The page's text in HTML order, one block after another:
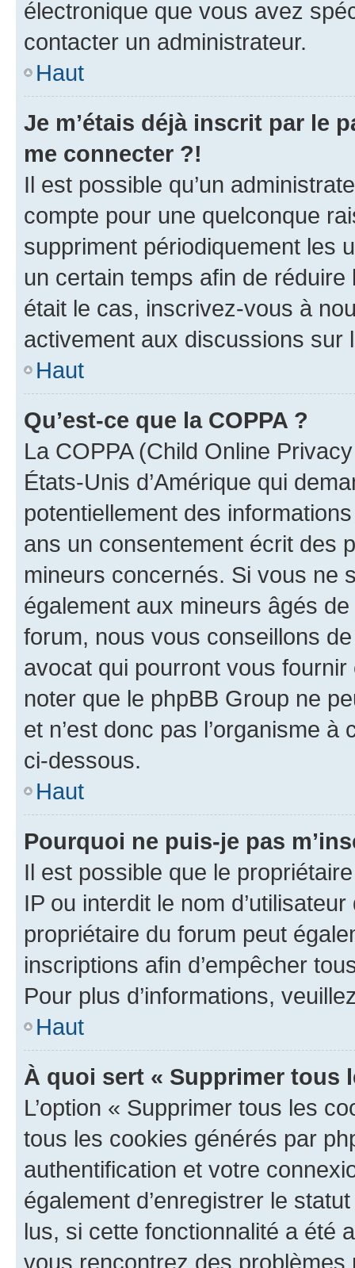
électronique que vous avez
contacter un administrateur.
Haut
Je m’étais déjà inscrit par le
me connecter ?!
Il est possible qu’un
compte pour une quelconque
suppriment périodiquement les
un certain temps afin de
était le cas, inscrivez-vous à
activement aux discussions sur
Haut
Qu’est-ce que la COPPA ?
La COPPA (Child Online
États-Unis d’Amérique qui
potentiellement des
ans un consentement écrit des
mineurs concernés. Si vous ne
également aux mineurs âgés
forum, nous vous conseillons
avocat qui pourront vous
noter que le phpBB Group ne
et n’est donc pas l’organisme
ci-dessous.
Haut
Pourquoi ne puis-je pas
Il est possible que le
IP ou interdit le nom
propriétaire du forum peut
inscriptions afin d’empêcher
Pour plus d’informations,
Haut
À quoi sert « Supprimer tous
L’option « Supprimer tous les
tous les cookies générés par
authentification et votre
également d’enregistrer le
lus, si cette fonctionnalité a été
vous rencontrez des